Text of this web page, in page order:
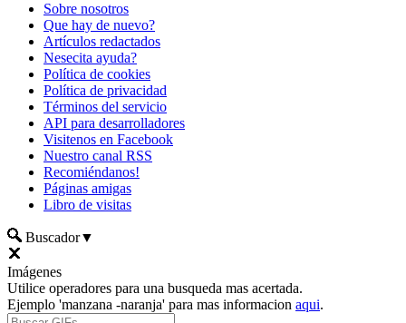
Sobre nosotros
Que hay de nuevo?
Artículos redactados
Nesecita ayuda?
Política de cookies
Política de privacidad
Términos del servicio
API para desarrolladores
Visitenos en Facebook
Nuestro canal RSS
Recomiéndanos!
Páginas amigas
Libro de visitas
Buscador▼
Imágenes
Utilice operadores para una busqueda mas acertada.
Ejemplo 'manzana -naranja' para mas informacion aqui.